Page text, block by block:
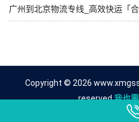
广州到北京物流专线_高效快运「合
Copyright © 2026
reserved.我也